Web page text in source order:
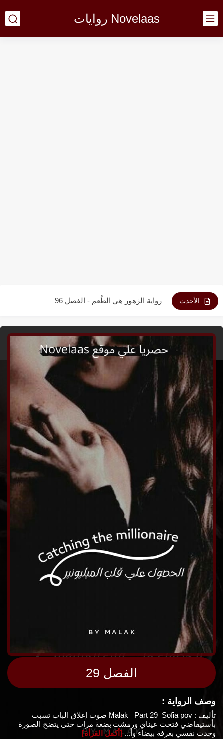
Novelaas روايات
الأحدث
رواية الزهور هي الطُعم - الفصل 96
رواية الزهور هي الطُعم - الفصل 94
رواية الزهور هي الطُعم - الفصل 93
رواية الزهور هي الطُعم - الفصل 92
رواية الزهور هي الطُعم - الفصل 91
رواية الزهور هي الطُعم - الفصل 90
رواية الزهور هي الطُعم - الفصل 89
الفصل 29
وصف الرواية :
تأليف : Malak Part 29 Sofia pov صوت إغلاق الباب تسبب
بأستيقاضي فتحت عيناي ورمشت بضعة مرات حتى يتضح الصورة
وجدت نفسي بغرفة بيضاء وأ...[أكمل القرأة]